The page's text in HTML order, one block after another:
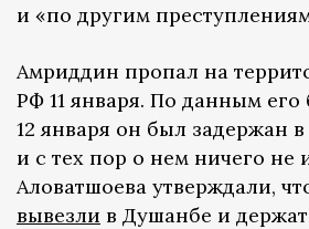
и «по другим
Амриддин пропал на
РФ 11 января. По данным его
12 января он был задержан в
и с тех пор о нем ничего не
Аловатшоева утверждали,
вывезли в Душанбе и